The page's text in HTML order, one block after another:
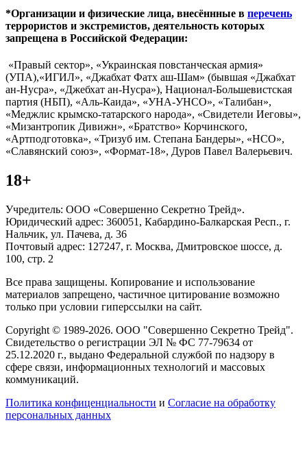
*Организации и физические лица, внесённные в перечень
террористов и экстремистов, деятельность которых
запрещена в Российской Федерации:
«Правый сектор», «Украинская повстанческая армия»
(УПА),«ИГИЛ», «Джабхат Фатх аш-Шам» (бывшая «Джабхат
ан-Нусра», «Джебхат ан-Нусра»), Национал-Большевистская
партия (НБП), «Аль-Каида», «УНА-УНСО», «Талибан»,
«Меджлис крымско-татарского народа», «Свидетели Иеговы»,
«Мизантропик Дивижн», «Братство» Корчинского,
«Артподготовка», «Тризуб им. Степана Бандеры», «НСО»,
«Славянский союз», «Формат-18», Дуров Павел Валерьевич.
18+
Учредитель: ООО «Совершенно Секретно Трейд».
Юридический адрес: 360051, Кабардино-Балкарская Респ., г.
Нальчик, ул. Пачева, д. 36
Почтовый адрес: 127247, г. Москва, Дмитровское шоссе, д.
100, стр. 2
Все права защищены. Копирование и использование
материалов запрещено, частичное цитирование возможно
только при условии гиперссылки на сайт.
Copyright © 1989-2026. ООО "Совершенно Секретно Трейд".
Свидетельство о регистрации ЭЛ № ФС 77-79634 от
25.12.2020 г., выдано Федеральной службой по надзору в
сфере связи, информационных технологий и массовых
коммуникаций.
Политика конфиценциальности и Согласие на обработку
персональных данных